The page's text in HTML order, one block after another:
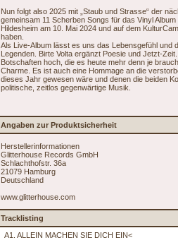
Nun folgt also 2025 mit „Staub und Strasse“ der
gemeinsam 11 Scherben Songs für das Vinyl
Hildesheim am 10. Mai 2024 und auf dem
haben.
Als Live-Album lässt es uns das Lebensgefühl und
Legenden. Birte Volta ergänzt Poesie und Jetzt-
Botschaften hoch, die es heute mehr denn je
Charme. Es ist auch eine Hommage an die
dieses Jahr gewesen wäre und denen die beiden
politische, zeitlos gegenwärtige Musik.
Angaben zur Produktsicherheit
Herstellerinformationen
Glitterhouse Records GmbH
Schlachthofstr. 36a
21079 Hamburg
Deutschland
www.glitterhouse.com
Tracklisting
A1. ALLEIN MACHEN SIE DICH EIN<